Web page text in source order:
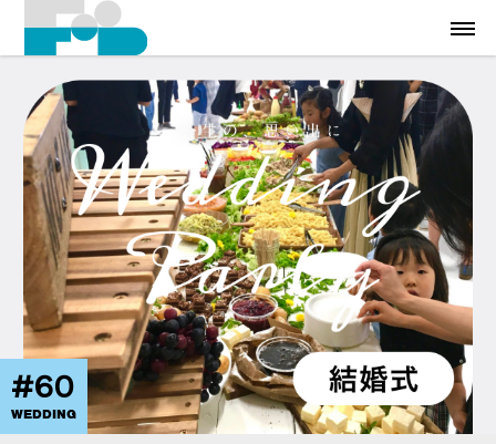
#60
WEDDING